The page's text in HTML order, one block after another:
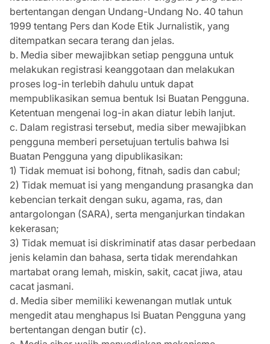
bertentangan dengan Undang-Undang No. 40 tahun
1999 tentang Pers dan Kode Etik Jurnalistik, yang
ditempatkan secara terang dan jelas.
b. Media siber mewajibkan setiap pengguna untuk
melakukan registrasi keanggotaan dan melakukan
proses log-in terlebih dahulu untuk dapat
mempublikasikan semua bentuk Isi Buatan Pengguna.
Ketentuan mengenai log-in akan diatur lebih lanjut.
c. Dalam registrasi tersebut, media siber mewajibkan
pengguna memberi persetujuan tertulis bahwa Isi
Buatan Pengguna yang dipublikasikan:
1) Tidak memuat isi bohong, fitnah, sadis dan cabul;
2) Tidak memuat isi yang mengandung prasangka dan
kebencian terkait dengan suku, agama, ras, dan
antargolongan (SARA), serta menganjurkan tindakan
kekerasan;
3) Tidak memuat isi diskriminatif atas dasar perbedaan
jenis kelamin dan bahasa, serta tidak merendahkan
martabat orang lemah, miskin, sakit, cacat jiwa, atau
cacat jasmani.
d. Media siber memiliki kewenangan mutlak untuk
mengedit atau menghapus Isi Buatan Pengguna yang
bertentangan dengan butir (c).